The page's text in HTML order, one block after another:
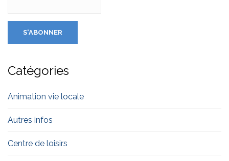
Catégories
Animation vie locale
Autres infos
Centre de loisirs